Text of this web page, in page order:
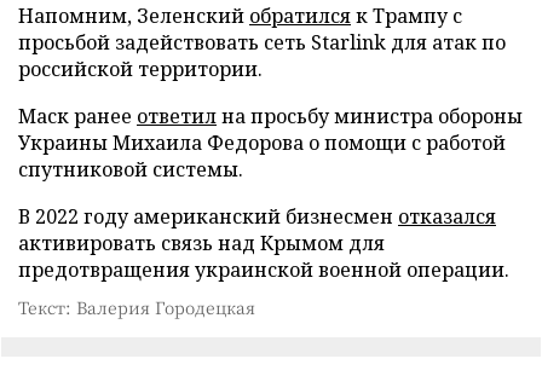
Напомним, Зеленский обратилсяк Трампу с
просьбой задействовать сеть Starlink для атак по
российской территории.
Маск ранее ответилна просьбу министра обороны
Украины Михаила Федорова о помощи с работой
спутниковой системы.
В 2022 году американский бизнесмен отказался
активировать связь над Крымом для
предотвращения украинской военной операции.
Текст: Валерия Городецкая